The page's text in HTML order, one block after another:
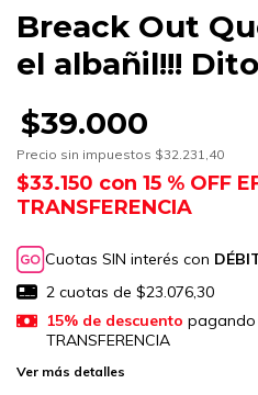
Breack Out
el albañil!!!
$39.000
Precio sin impuestos $32.231,40
$33.150 con 15 % OFF
TRANSFERENCIA
Cuotas SIN interés con
2 cuotas de $23.076,30
15% de descuento pagando
TRANSFERENCIA
Ver más detalles